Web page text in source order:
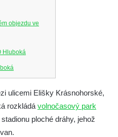
objezdu ve
Hluboká
Hluboká
ulicemi Elišky Krásnohorské,
rozkládá volnočasový park
ploché dráhy, jehož